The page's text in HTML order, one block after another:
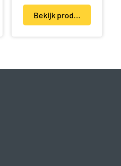
Bekijk product(en)